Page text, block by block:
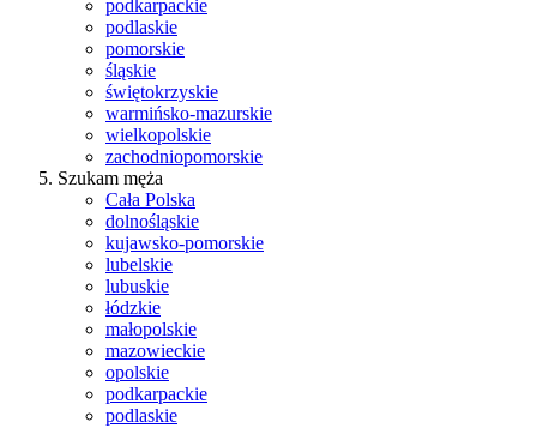
podkarpackie
podlaskie
pomorskie
śląskie
świętokrzyskie
warmińsko-mazurskie
wielkopolskie
zachodniopomorskie
Szukam męża
Cała Polska
dolnośląskie
kujawsko-pomorskie
lubelskie
lubuskie
łódzkie
małopolskie
mazowieckie
opolskie
podkarpackie
podlaskie